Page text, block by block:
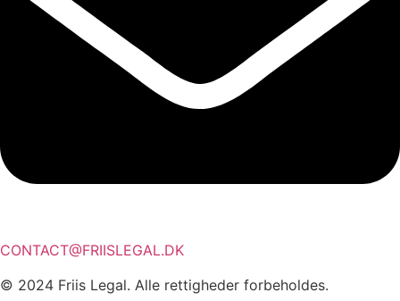
CONTACT@FRIISLEGAL.DK
© 2024 Friis Legal. Alle rettigheder forbeholdes.